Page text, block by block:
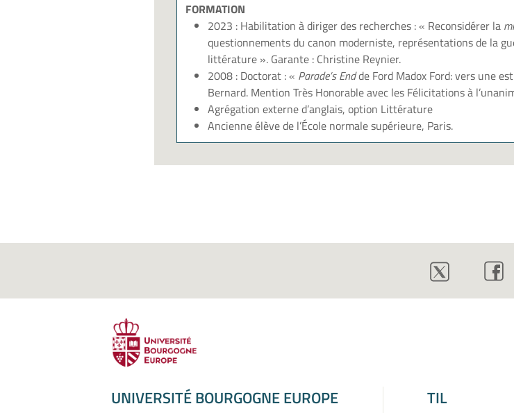
FORMATION
2023 : Habilitation à diriger des recherches : « Reconsidérer la
questionnements du canon moderniste, représentations de la
littérature ». Garante : Christine Reynier.
2008 : Doctorat : « Parade’s Endde Ford Madox Ford: vers une
Bernard. Mention Très Honorable avec les Félicitations à
Agrégation externe d’anglais, option Littérature
Ancienne élève de l’École normale supérieure, Paris.
UNIVERSITÉ BOURGOGNE EUROPE TIL